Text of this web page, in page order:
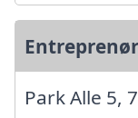
Park Alle 5,